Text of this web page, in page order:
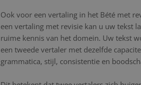
Ook voor een vertaling in het Bété met
een vertaling met revisie kan u uw tekst
ruime kennis van het domein. Uw tekst
een tweede vertaler met dezelfde
grammatica, stijl, consistentie en